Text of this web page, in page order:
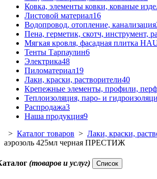
Ковка, элементы ковки, кованые
Листовой материал16
Водопровод, отопление, канализация
Пена, герметик, скотч, инструмент,
Мягкая кровля, фасадная плитка
Тенты Тарпаулин6
Электрика48
Пиломатериал19
Лаки, краски, растворители40
Крепежные элементы, профили,
Теплоизоляция, паро- и
Распродажа3
Наша продукция9
> Каталог товаров > Лаки, краски,
аэрозоль 425мл черная ПРЕСТИЖ
(товаров и услуг) Список